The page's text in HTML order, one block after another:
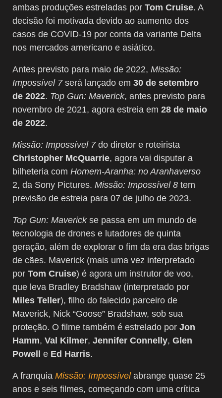
ambas produções estreladas por Tom Cruise. A
decisão foi motivada devido ao aumento dos
casos de COVID-19 por conta da variante Delta
nos mercados americano e asiático.
Antes previsto para maio de 2022, Missão:
Impossível 7 será lançado em 30 de setembro
de 2022. Top Gun: Maverick, antes previsto para
novembro de 2021, agora estreia em 28 de maio
de 2022.
Missão: Impossível 7do diretor e roteirista
Christopher McQuarrie, agora vai disputar a
bilheteria com Homem-Aranha: no Aranhaverso
2, da Sony Pictures. Missão: Impossível 8 tem
previsão de estreia para 07 de julho de 2023.
Top Gun: Maverickse passa em um mundo de
tecnologia de drones e lutadores de quinta
geração, além de explorar o fim da era das brigas
de cães. Maverick (mais uma vez interpretado
por Tom Cruise) é agora um instrutor de voo,
que leva Bradley Bradshaw (interpretado por
Miles Teller), filho do falecido parceiro de
Maverick, Nick “Goose” Bradshaw, sob sua
proteção. O filme também é estrelado por Jon
Hamm, Val Kilmer, Jennifer Connelly, Glen
Powell e Ed Harris.
A franquia Missão: Impossívelabrange quase 25
anos e seis filmes, começando com uma crítica